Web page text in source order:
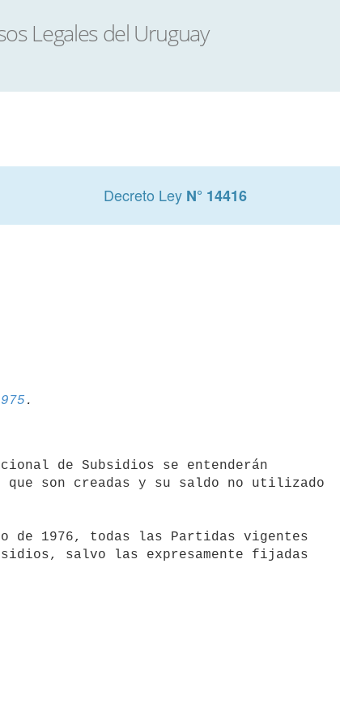
Decreto Ley N° 14416
de Subsidios se entenderán
son creadas y su saldo no utilizado
salvo las expresamente fijadas